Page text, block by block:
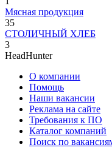
Мясная продукция
35
СТОЛИЧНЫЙ ХЛЕБ
3
HeadHunter
О компании
Помощь
Наши вакансии
Реклама на сайте
Требования к ПО
Каталог компаний
Поиск по